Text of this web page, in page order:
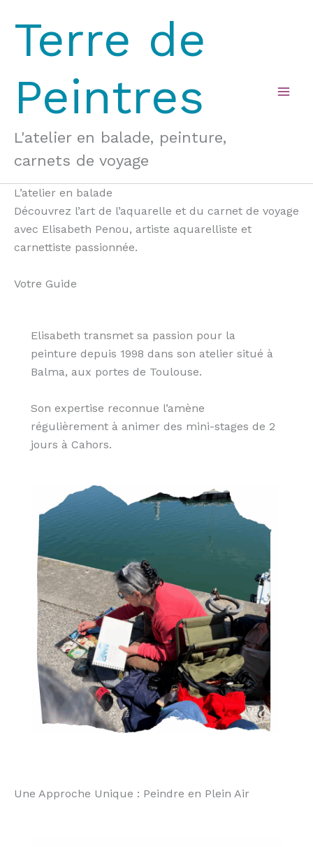
contenu
Terre de
Peintres
L'atelier en balade, peinture,
carnets de voyage
L’atelier en balade
Découvrez l’art de l’aquarelle et du carnet de voyage
avec Elisabeth Penou, artiste aquarelliste et
carnettiste passionnée.
Votre Guide
Elisabeth transmet sa passion pour la
peinture depuis 1998 dans son atelier situé à
Balma, aux portes de Toulouse.
Son expertise reconnue l’amène
régulièrement à animer des mini-stages de 2
jours à Cahors.
Une Approche Unique : Peindre en Plein Air